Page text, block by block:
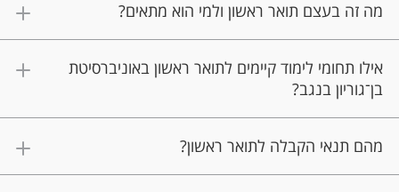
מה זה בעצם תואר ראשון ולמי הוא מתאים?
אילו תחומי לימוד קיימים לתואר ראשון באוניברסיטת
בן־גוריון בנגב?
מהם תנאי הקבלה לתואר ראשון?